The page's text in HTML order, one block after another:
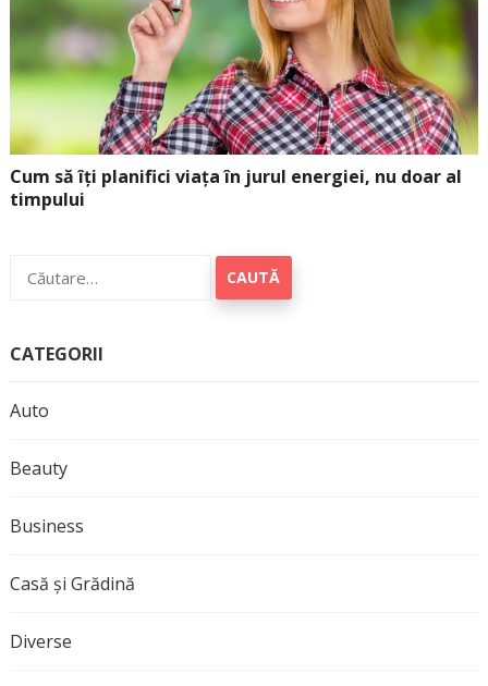
Cum să îți planifici viața în jurul energiei, nu doar al
timpului
după:
CATEGORII
Auto
Beauty
Business
Casă și Grădină
Diverse